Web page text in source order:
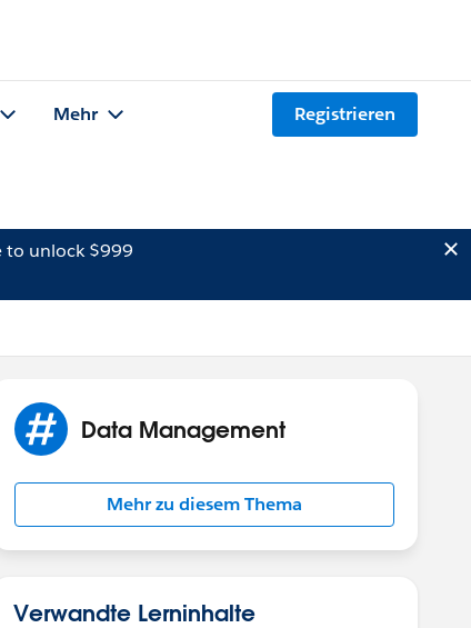
Mehr Registrieren
to unlock $999
Data Management
Mehr zu diesem Thema
Verwandte Lerninhalte